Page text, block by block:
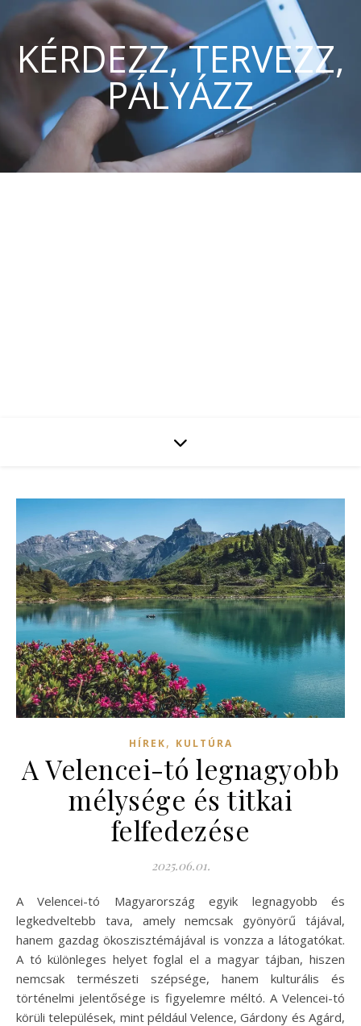
KÉRDEZZ, TERVEZZ,
PÁLYÁZZ
HÍREK, KULTÚRA
A Velencei-tó legnagyobb
mélysége és titkai
felfedezése
2025.06.01.
A Velencei-tó Magyarország egyik legnagyobb és
legkedveltebb tava, amely nemcsak gyönyörű tájával,
hanem gazdag ökoszisztémájával is vonzza a látogatókat.
A tó különleges helyet foglal el a magyar tájban, hiszen
nemcsak természeti szépsége, hanem kulturális és
történelmi jelentősége is figyelemre méltó. A Velencei-tó
körüli települések, mint például Velence, Gárdony és Agárd,